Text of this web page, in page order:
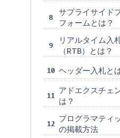
8
サプライサイド
フォームとは？
9
リアルタイム入
（RTB）とは？
10 ヘッダー入札と
11
アドエクスチェ
は？
12
プログラマティ
の掲載方法